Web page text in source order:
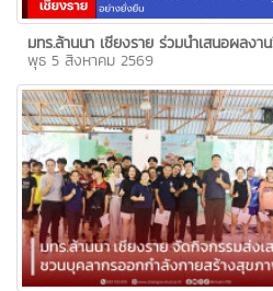
มทร.ล้านนา เชียงราย ร่วมนำเสนอผลงา
พุธ 5 สิงหาคม 2569